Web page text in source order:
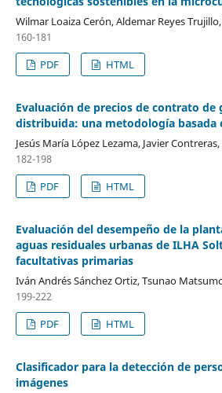
Wilmar Loaiza Cerón, Aldemar Reyes
160-181
PDF
HTML
Evaluación de precios de contrato de
distribuida: una metodología basada
Jesús María López Lezama, Javier
182-198
PDF
HTML
Evaluación del desempeño de la
aguas residuales urbanas de ILHA
facultativas primarias
Iván Andrés Sánchez Ortiz, Tsunao
199-222
PDF
HTML
Clasificador para la detección de
imágenes